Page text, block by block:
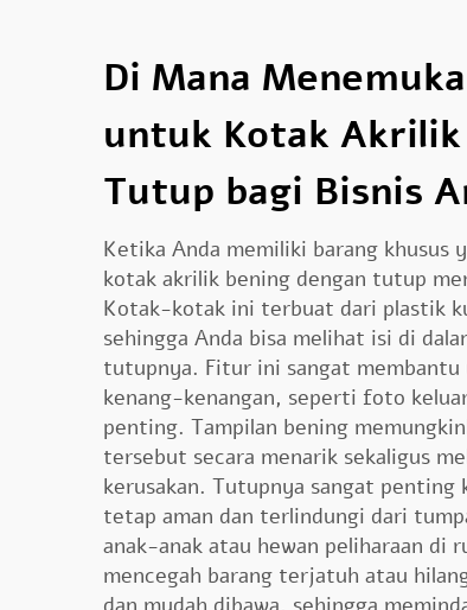
Di Mana
untuk Kotak Akrilik
Tutup bagi Bisnis
Ketika Anda memiliki barang khusus
kotak akrilik bening dengan tutup
Kotak-kotak ini terbuat dari plastik
sehingga Anda bisa melihat isi di
tutupnya. Fitur ini sangat membantu
kenang-kenangan, seperti foto
penting. Tampilan bening
tersebut secara menarik sekaligus
kerusakan. Tutupnya sangat penting
tetap aman dan terlindungi dari
anak-anak atau hewan peliharaan di
mencegah barang terjatuh atau